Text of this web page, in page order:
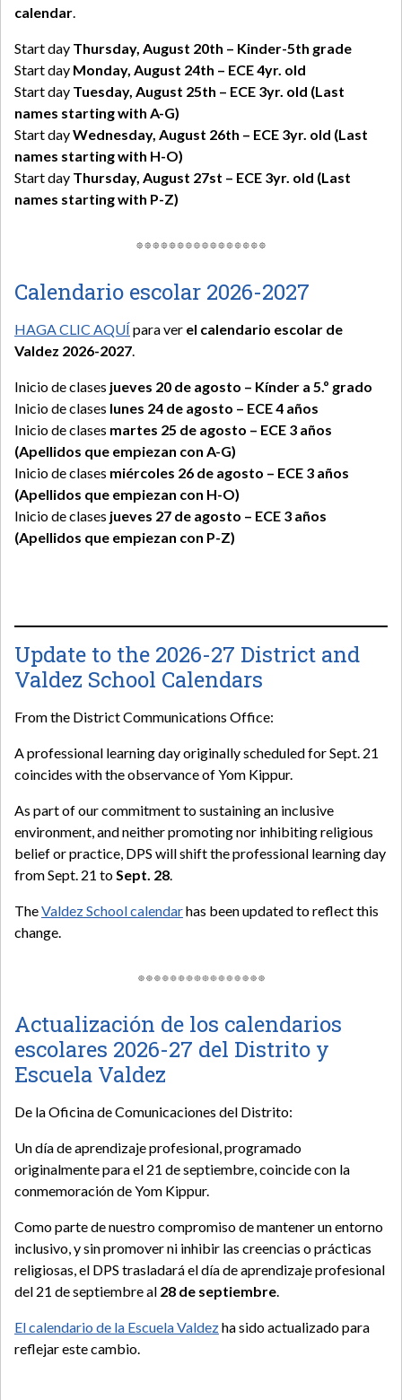
calendar.
Start day Thursday, August 20th – Kinder-5th grade
Start day Monday, August 24th – ECE 4yr. old
Start day Tuesday, August 25th – ECE 3yr. old (Last
names starting with A-G)
Start dayWednesday, August 26th – ECE 3yr. old (Last
names starting with H-O)
Start day Thursday, August 27st – ECE 3yr. old (Last
names starting with P-Z)
Calendario escolar 2026-2027
HAGA CLIC AQUÍpara ver el calendario escolar de
Valdez 2026-2027.
Inicio de clases jueves 20 de agosto – Kínder a 5.º grado
Inicio de clases lunes 24 de agosto – ECE 4 años
Inicio de clases martes 25 de agosto – ECE 3 años
(Apellidos que empiezan con A-G)
Inicio de clases miércoles 26 de agosto – ECE 3 años
(Apellidos que empiezan con H-O)
Inicio de clases jueves 27 de agosto – ECE 3 años
(Apellidos que empiezan con P-Z)
Update to the 2026-27 District and
Valdez School Calendars
From the District Communications Office:
A professional learning day originally scheduled for Sept. 21
coincides with the observance of Yom Kippur.
As part of our commitment to sustaining an inclusive
environment, and neither promoting nor inhibiting religious
belief or practice, DPS will shift the professional learning day
from Sept. 21 toSept. 28.
TheValdez School calendarhas been updated to reflect this
change.
Actualización de los calendarios
escolares 2026-27 del Distrito y
Escuela Valdez
De la Oficina de Comunicaciones del Distrito:
Un día de aprendizaje profesional, programado
originalmente para el 21 de septiembre, coincide con la
conmemoración de Yom Kippur.
Como parte de nuestro compromiso de mantener un entorno
inclusivo, y sin promover ni inhibir las creencias o prácticas
religiosas, el DPS trasladará el día de aprendizaje profesional
del 21 de septiembre al 28 de septiembre.
El calendario de la Escuela Valdezha sido actualizado para
reflejar este cambio.